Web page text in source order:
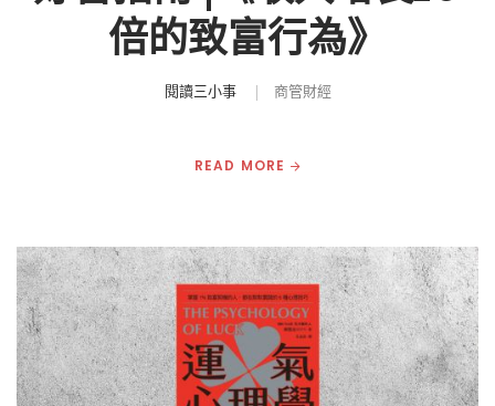
倍的致富行為》
閱讀三小事 商管財經
READ MORE